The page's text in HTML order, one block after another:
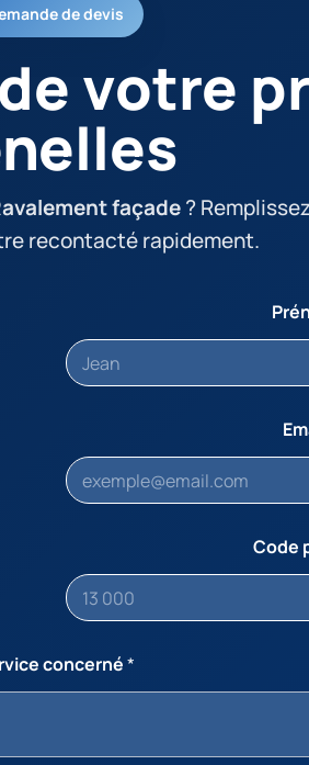
de devis
votre
façade?
recontacté rapidement.
Code
concerné*